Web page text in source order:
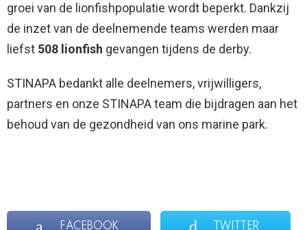
groei van de lionfishpopulatie wordt beperkt. Dankzij
de inzet van de deelnemende teams werden maar
liefst 508 lionfish gevangen tijdens de derby.
STINAPA bedankt alle deelnemers, vrijwilligers,
partners en onze STINAPA team die bijdragen aan het
behoud van de gezondheid van ons marine park.
FACEBOOK TWITTER